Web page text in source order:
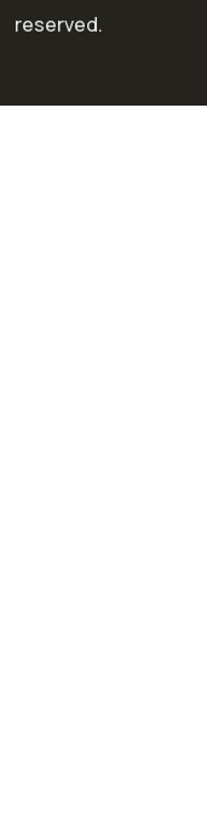
reserved.